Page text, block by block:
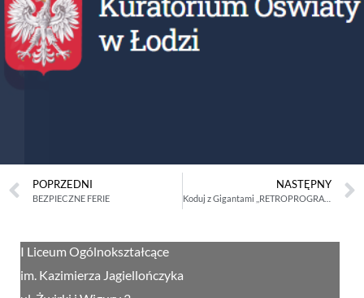
POPRZEDNI
BEZPIECZNE FERIE
NASTĘPNY
Koduj z Gigantami ,,RETROPROGRAMOWANIE”
I Liceum Ogólnokształcące
im. Kazimierza Jagiellończyka